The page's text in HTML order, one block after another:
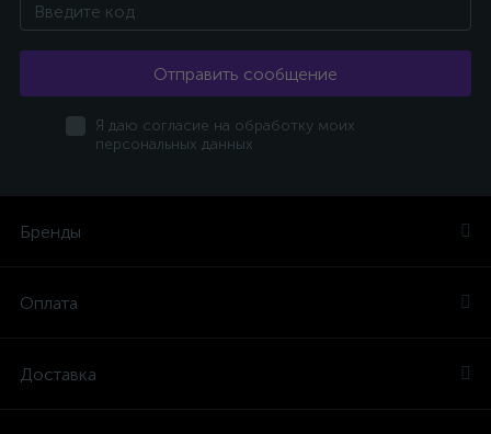
Отправить сообщение
Я даю согласие на обработку моих
персональных данных
Бренды
Оплата
Доставка